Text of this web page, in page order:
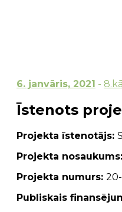
6. janvāris, 2021 -
Īstenots
Projekta īstenotājs:
Projekta nosaukums:
Projekta numurs:
Publiskais